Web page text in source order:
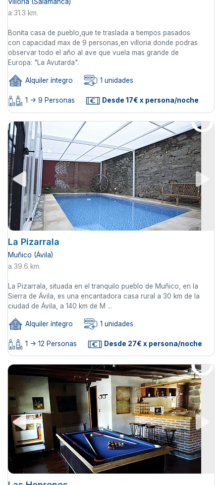
a 31.3 km.
Bonita casa de pueblo,que te traslada a tiempos pasados
con capacidad max de 9 personas,en villoria donde podras
observar todo el año al ave que vuela mas grande de
Europa: "La Avutarda".
Alquiler íntegro 1 unidades
1 -> 9 Personas Desde 17€ x persona/noche
La Pizarrala
Muñico (Ávila)
a 39.6 km.
La Pizarrala, situada en el tranquilo pueblo de Muñico, en la
Sierra de Ávila, es una encantadora casa rural a 30 km de la
ciudad de Ávila, a 140 km de M ...
Alquiler íntegro 1 unidades
1 -> 12 Personas Desde 27€ x persona/noche